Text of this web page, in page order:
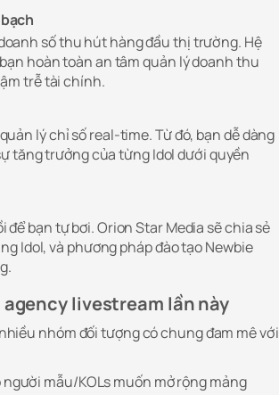
số thu hút hàng đầu thị trường. Hệ
hoàn toàn an tâm quản lý doanh thu
trễ tài chính.
lý chỉ số real-time. Từ đó, bạn dễ dàng
tăng trưởng của từng Idol dưới quyền
bạn tự bơi. Orion Star Media sẽ chia sẻ
Idol, và phương pháp đào tạo Newbie
livestream lần này
nhóm đối tượng có chung đam mê với
mẫu/KOLs muốn mở rộng mảng